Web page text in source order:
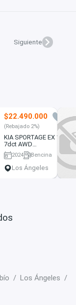
Siguiente
$22.490.000 7
(Rebajado 2%)
KIA SPORTAGE EX 1.6
7dct AWD
AUTOMATICO, recibo
vehiculo
2024
Bencina
Los Ángeles
Los Ángeles